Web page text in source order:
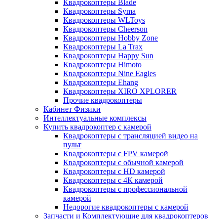
Квадрокоптеры Blade
Квадрокоптеры Syma
Квадрокоптеры WLToys
Квадрокоптеры Cheerson
Квадрокоптеры Hobby Zone
Квадрокоптеры La Trax
Квадрокоптеры Happy Sun
Квадрокоптеры Himoto
Квадрокоптеры Nine Eagles
Квадрокоптеры Ehang
Квадрокоптеры XIRO XPLORER
Прочие квадрокоптеры
Кабинет Физики
Интеллектуальные комплексы
Купить квадрокоптер с камерой
Квадрокоптеры с трансляцией видео на
пульт
Квадрокоптеры с FPV камерой
Квадрокоптеры с обычной камерой
Квадрокоптеры с HD камерой
Квадрокоптеры с 4К камерой
Квадрокоптеры с профессиональной
камерой
Недорогие квадрокоптеры с камерой
Запчасти и Комплектующие для квадрокоптеров